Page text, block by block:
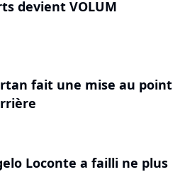
devient VOLUM
fait une mise au point
Loconte a failli ne plus